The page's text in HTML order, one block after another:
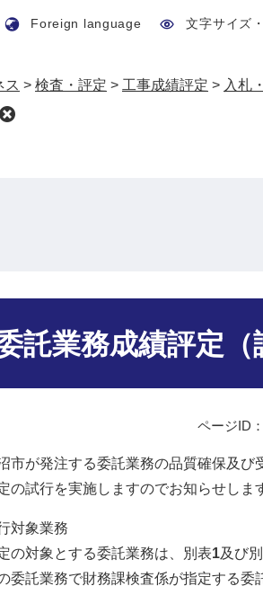
Foreign language 文字サイズ
ス > 検査・評定 > 工事成績評定 > 入札
託業務成績評定
ページID
市が発注する委託業務の品質確保及び
の試行を実施しますのでお知らせしま
対象業務
の対象とする委託業務は、別表1及び
委託業務で財務課検査係が指定する委